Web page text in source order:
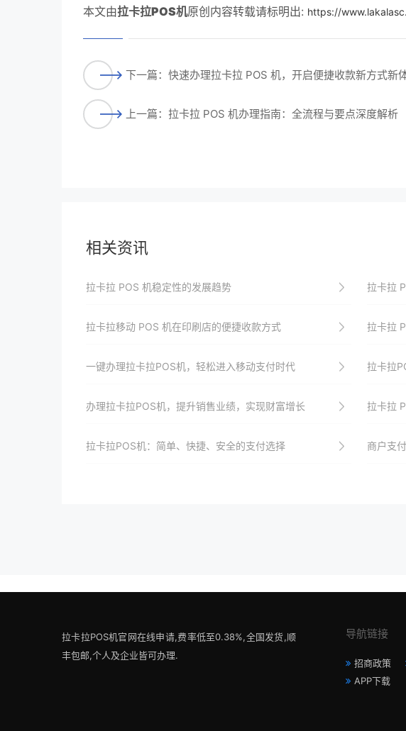
本文由拉卡拉POS机原创内容转载请标明出: https://
下一篇：快速办理拉卡拉 POS 机，开启便捷收款新方式新
上一篇：拉卡拉 POS 机办理指南：全流程与要点深度解析
相关资讯
拉卡拉 POS 机稳定性的发展趋势 拉卡拉
拉卡拉移动 POS 机在印刷店的便捷收款方式 拉卡拉
一键办理拉卡拉POS机，轻松进入移动支付时代 拉卡拉
办理拉卡拉POS机，提升销售业绩，实现财富增长 拉卡拉
拉卡拉POS机：简单、快捷、安全的支付选择 商户支
拉卡拉POS机官网在线申请,费率低至0.38%,全国发货,顺
丰包邮,个人及企业皆可办理.
导航链接
招商政策
APP下载